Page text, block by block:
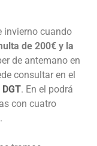
invierno cuando
de 200€ y la
de antemano en
consultar en el
. En el podrá
con cuatro
.